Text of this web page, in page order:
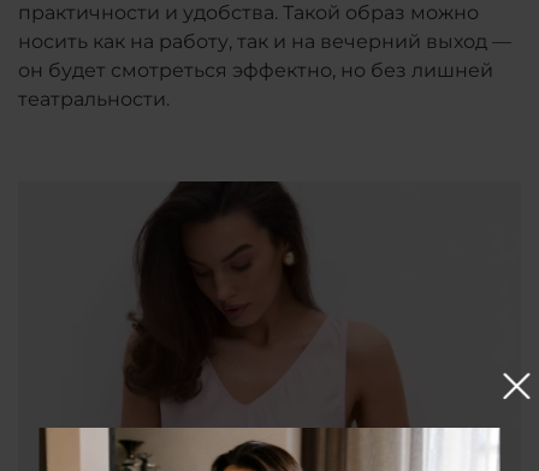
практичности и удобства. Такой образ можно
носить как на работу, так и на вечерний выход —
он будет смотреться эффектно, но без лишней
театральности.